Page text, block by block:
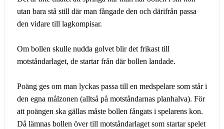
utan bara stå still där man fångade den och därifrån passa
den vidare till lagkompisar.
Om bollen skulle nudda golvet blir det frikast till
motståndarlaget, de startar från där bollen landade.
Poäng ges om man lyckas passa till en medspelare som står i
den egna målzonen (alltså på motståndarnas planhalva). För
att poängen ska gällas måste bollen fångats i spelarens kon.
Då lämnas bollen över till motståndarlaget som startar spelet